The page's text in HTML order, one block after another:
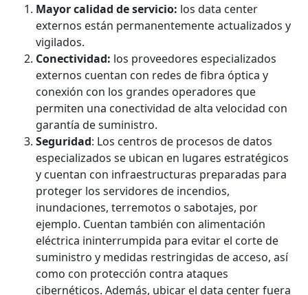
Mayor calidad de servicio: los data center
externos están permanentemente actualizados y
vigilados.
Conectividad: los proveedores especializados
externos cuentan con redes de fibra óptica y
conexión con los grandes operadores que
permiten una conectividad de alta velocidad con
garantía de suministro.
Seguridad: Los centros de procesos de datos
especializados se ubican en lugares estratégicos
y cuentan con infraestructuras preparadas para
proteger los servidores de incendios,
inundaciones, terremotos o sabotajes, por
ejemplo. Cuentan también con alimentación
eléctrica ininterrumpida para evitar el corte de
suministro y medidas restringidas de acceso, así
como con protección contra ataques
cibernéticos. Además, ubicar el data center fuera